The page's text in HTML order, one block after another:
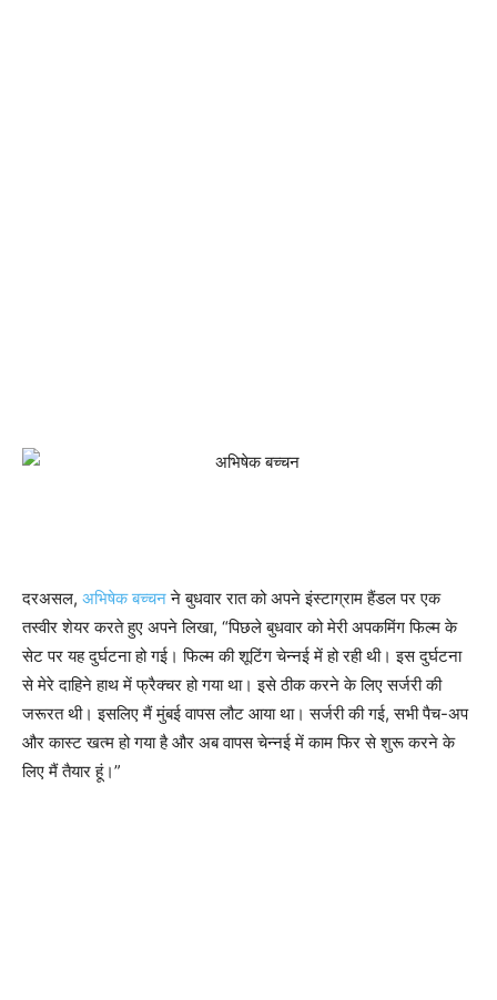
दरअसल, अभिषेक बच्चनने बुधवार रात को अपने इंस्टाग्राम हैंडल पर एक
तस्वीर शेयर करते हुए अपने लिखा, “पिछले बुधवार को मेरी अपकमिंग फिल्म के
सेट पर यह दुर्घटना हो गई। फिल्म की शूटिंग चेन्नई में हो रही थी। इस दुर्घटना
से मेरे दाहिने हाथ में फ्रैक्चर हो गया था। इसे ठीक करने के लिए सर्जरी की
जरूरत थी। इसलिए मैं मुंबई वापस लौट आया था। सर्जरी की गई, सभी पैच-अप
और कास्ट खत्म हो गया है और अब वापस चेन्नई में काम फिर से शुरू करने के
लिए मैं तैयार हूं।”